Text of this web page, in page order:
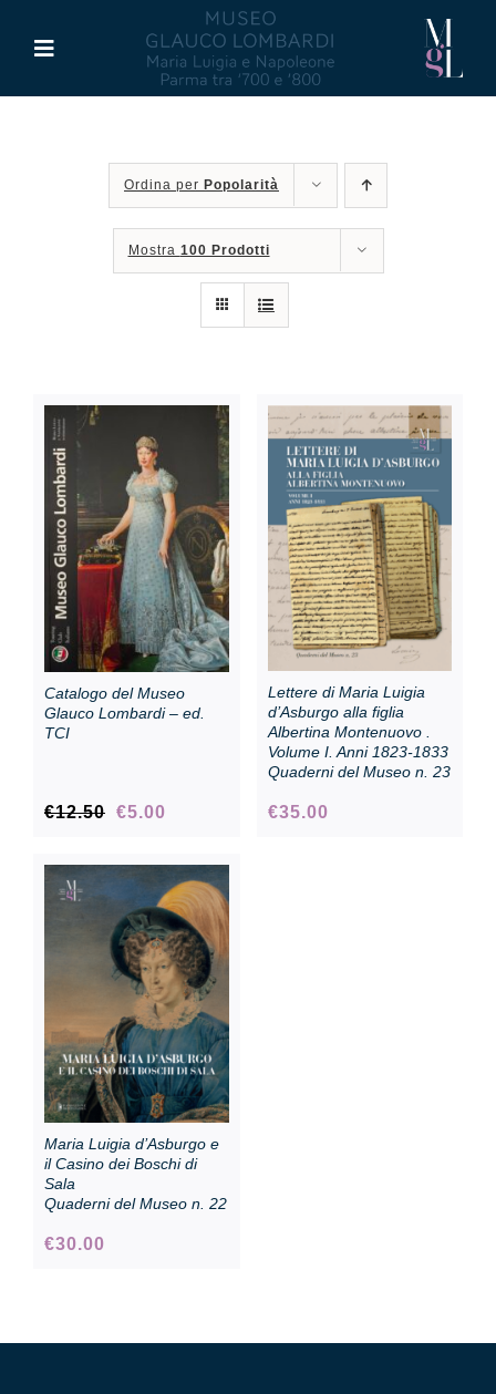
contenuto
Toggle
Maria Luigia d’Asburgo
Attività
Pubblicazioni
Collezione
Contatti e biglietti
Accessibilità
Ordina per Popolarità
Mostra 100 Prodotti
Catalogo del Museo
Glauco Lombardi – ed.
TCI
€12.50 Il
era:
€12.50.
€5.00
è:
€5.00.
Lettere di Maria Luigia
d’Asburgo alla figlia
Albertina Montenuovo .
Volume I. Anni 1823-1833
Quaderni del Museo n. 23
€35.00
Maria Luigia d’Asburgo e
il Casino dei Boschi di
Sala
Quaderni del Museo n. 22
€30.00